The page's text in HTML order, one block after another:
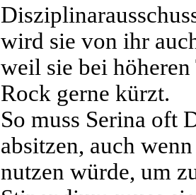
wird sie von ihr
weil sie bei
Rock gerne kürzt.
So muss Serina oft
absitzen, auch
nutzen würde, um